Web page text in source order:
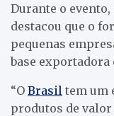
Durante o
destacou que o
pequenas
base exportadora
“O Brasil tem um
produtos de